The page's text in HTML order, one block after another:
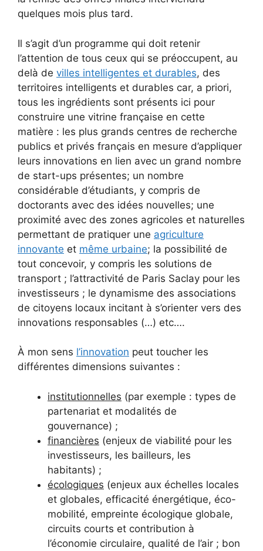
quelques mois plus tard.
Il s’agit d’un programme qui doit retenir
l’attention de tous ceux qui se préoccupent, au
delà de villes intelligentes et durables, des
territoires intelligents et durables car, a priori,
tous les ingrédients sont présents ici pour
construire une vitrine française en cette
matière : les plus grands centres de recherche
publics et privés français en mesure d’appliquer
leurs innovations en lien avec un grand nombre
de start-ups présentes; un nombre
considérable d’étudiants, y compris de
doctorants avec des idées nouvelles; une
proximité avec des zones agricoles et naturelles
permettant de pratiquer une agriculture
innovante et même urbaine; la possibilité de
tout concevoir, y compris les solutions de
transport ; l’attractivité de Paris Saclay pour les
investisseurs ; le dynamisme des associations
de citoyens locaux incitant à s’orienter vers des
innovations responsables (…) etc….
À mon sens l’innovation peut toucher les
différentes dimensions suivantes :
institutionnelles (par exemple : types de
partenariat et modalités de
gouvernance) ;
financières (enjeux de viabilité pour les
investisseurs, les bailleurs, les
habitants) ;
écologiques (enjeux aux échelles locales
et globales, efficacité énergétique, éco-
mobilité, empreinte écologique globale,
circuits courts et contribution à
l’économie circulaire, qualité de l’air ; bon